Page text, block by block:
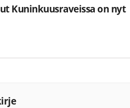
Kuninkuusraveissa on nyt